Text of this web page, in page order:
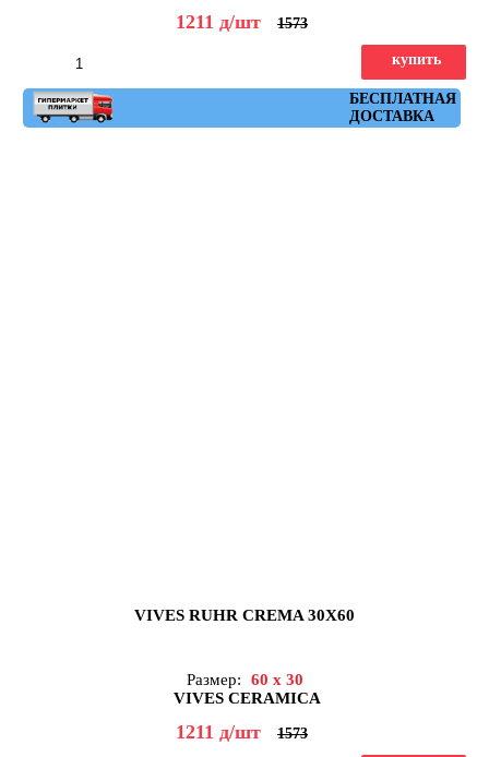
1211 д/шт 1573
БЕСПЛАТНАЯ
ДОСТАВКА
купить
VIVES RUHR CREMA 30X60
Размер:
60 x 30
VIVES CERAMICA
1211 д/шт 1573